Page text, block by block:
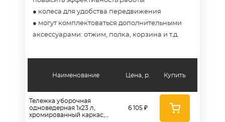
● колеса для удобства передвижения
● могут комплектоваться дополнительными
аксессуарами: отжим, полка, корзина и т.д.
Наименование
Тележка уборочная
одноведерная 1x23 л,
хромированный каркас,
Цена, р.
6 105 ₽
Купить